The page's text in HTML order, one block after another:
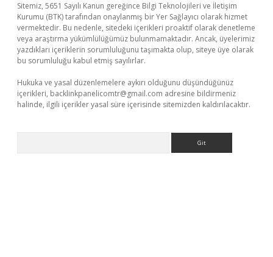
Sitemiz, 5651 Sayılı Kanun gereğince Bilgi Teknolojileri ve İletişim
Kurumu (BTK) tarafından onaylanmış bir Yer Sağlayıcı olarak hizmet
vermektedir. Bu nedenle, sitedeki içerikleri proaktif olarak denetleme
veya araştırma yükümlülüğümüz bulunmamaktadır. Ancak, üyelerimiz
yazdıkları içeriklerin sorumluluğunu taşımakta olup, siteye üye olarak
bu sorumluluğu kabul etmiş sayılırlar.
Hukuka ve yasal düzenlemelere aykırı olduğunu düşündüğünüz
içerikleri, backlinkpanelicomtr@gmail.com adresine bildirmeniz
halinde, ilgili içerikler yasal süre içerisinde sitemizden kaldırılacaktır.